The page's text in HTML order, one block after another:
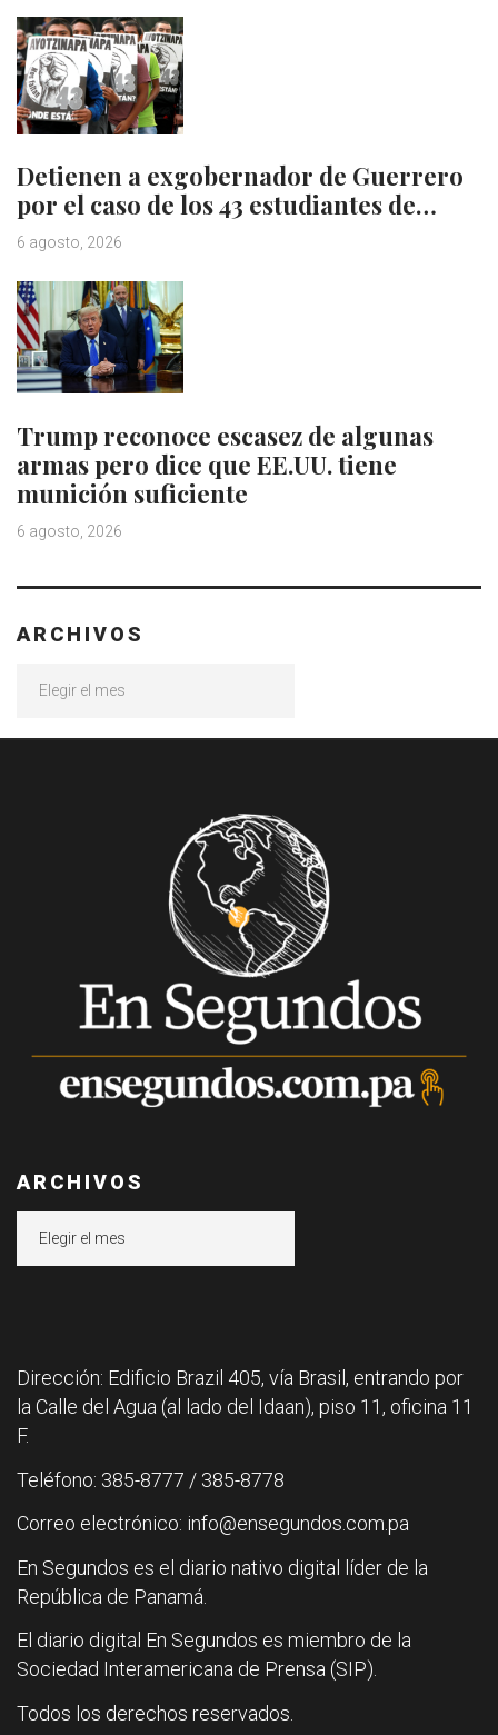
Detienen a exgobernador de Guerrero
por el caso de los 43 estudiantes de…
6 agosto, 2026
Trump reconoce escasez de algunas
armas pero dice que EE.UU. tiene
munición suficiente
6 agosto, 2026
ARCHIVOS
ARCHIVOS
Dirección: Edificio Brazil 405, vía Brasil, entrando por
la Calle del Agua (al lado del Idaan), piso 11, oficina 11
F.
Teléfono: 385-8777 / 385-8778
Correo electrónico: info@ensegundos.com.pa
En Segundos es el diario nativo digital líder de la
República de Panamá.
El diario digital En Segundos es miembro de la
Sociedad Interamericana de Prensa (SIP).
Todos los derechos reservados.